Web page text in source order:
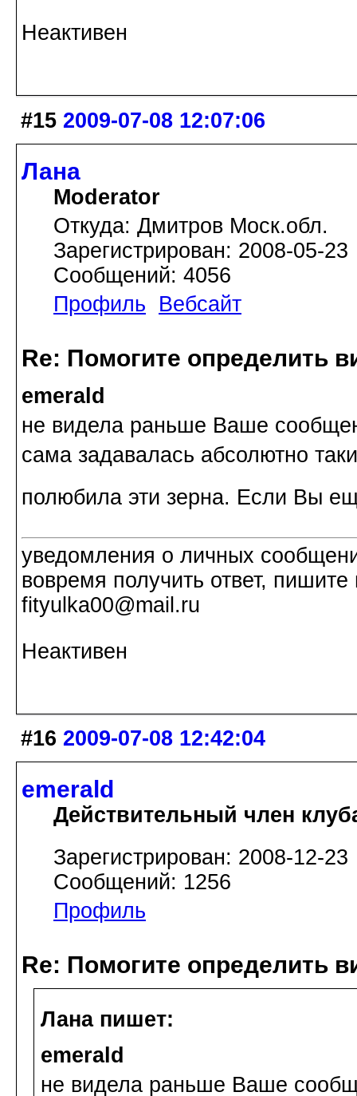
Неактивен
#15 2009-07-08 12:07:06
Лана
Moderator
Откуда: Дмитров Моск.обл.
Зарегистрирован: 2008-05-23
Сообщений: 4056
Профиль
Вебсайт
Re: Помогите определить
emerald
не видела раньше Ваше
сама задавалась абсолютно
полюбила эти зерна. Если Вы
уведомления о личных
вовремя получить ответ,
fityulka00@mail.ru
Неактивен
#16 2009-07-08 12:42:04
emerald
Действительный член
Зарегистрирован: 2008-12-23
Сообщений: 1256
Профиль
Re: Помогите определить
Лана пишет:
emerald
не видела раньше Ваше